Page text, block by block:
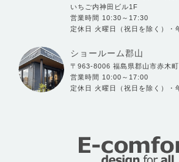
いちご内神田ビル1F
営業時間 10:30～17:30
定休日 火曜日（祝日を除く）・
ショールーム郡山
〒963-8006 福島県郡山市赤木
営業時間 10:00～17:00
定休日 火曜日（祝日を除く）・